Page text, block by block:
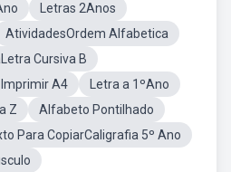
Letras 2Anos
AtividadesOrdem Alfabetica
Cursiva B
Imprimir A4
Letra a 1ºAno
Z
Alfabeto Pontilhado
Para CopiarCaligrafia 5º Ano